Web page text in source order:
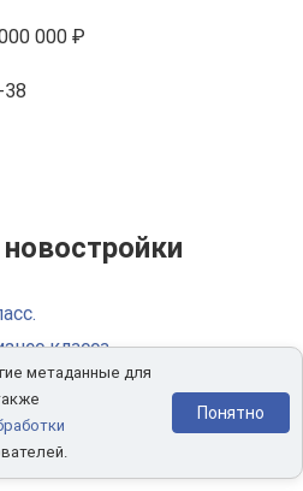
000 ₽
класса
5 км от Кремля. МЦК и метро
метаданные для
Понятно